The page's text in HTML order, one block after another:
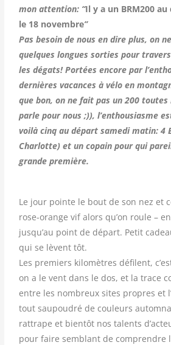
mon attention: “Il y a un BRM200
le 18 novembre”
Pas besoin de nous en dire plus, on
quelques longues sorties pour
les dégats! Portées encore par
dernières vacances à vélo en
que bon, on ne fait pas un 200
parle pour nous ;)), l’enthousiasme
voilà cinq au départ samedi matin: 4
Charlotte) et un copain pour qui
grande première.
Le jour pointe le bout de son nez et
rose-orange vif alors qu’on roule –
jusqu’au point de départ. Petit
qui se lèvent tôt.
Les premiers kilomètres défilent,
on a le vent dans le dos, et la trace
entre les nombreux sites propres et
tout saupoudré de couleurs
rattrape et bientôt nos talents
pour faire semblant de comprendre